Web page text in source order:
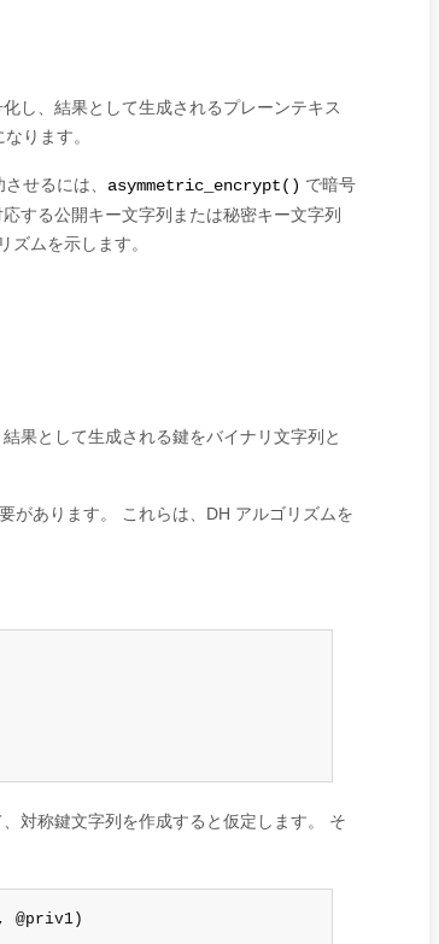
し、結果として生成されるプレーンテキス
なります。
せるには、 asymmetric_encrypt() で暗号
する公開キー文字列または秘密キー文字列
ズムを示します。
果として生成される鍵をバイナリ文字列と
があります。 これらは、DH アルゴリズムを
対称鍵文字列を作成すると仮定します。 そ
@priv1)